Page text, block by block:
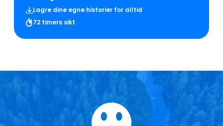
Lagre dine egne historier for alltid
72 timers sikt